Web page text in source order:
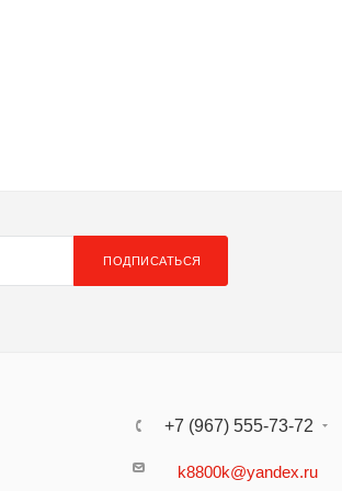
ПОДПИСАТЬСЯ
+7 (967) 555-73-72
k8800k@yandex.ru